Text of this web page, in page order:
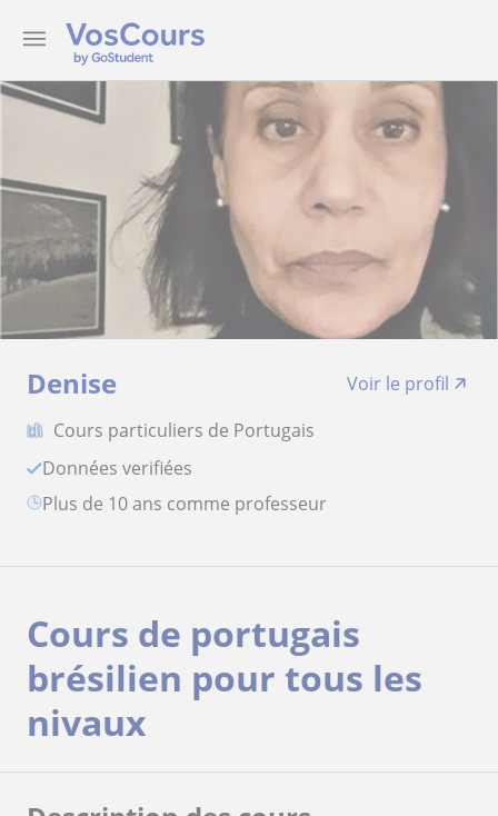
Denise
Voir le profil
Cours particuliers de Portugais
Données verifiées
plus de 10 ans comme professeur
Cours de portugais
brésilien pour tous les
nivaux